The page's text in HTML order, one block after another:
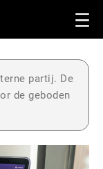
partij. De
de geboden